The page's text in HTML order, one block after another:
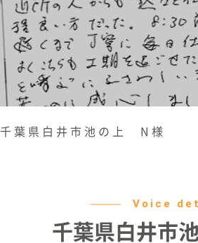
千葉県白井市池の上 N様
Voice
千葉県白井市